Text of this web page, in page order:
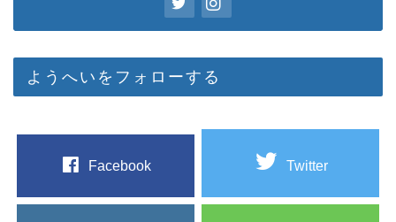
ようへいをフォローする
Facebook Twitter